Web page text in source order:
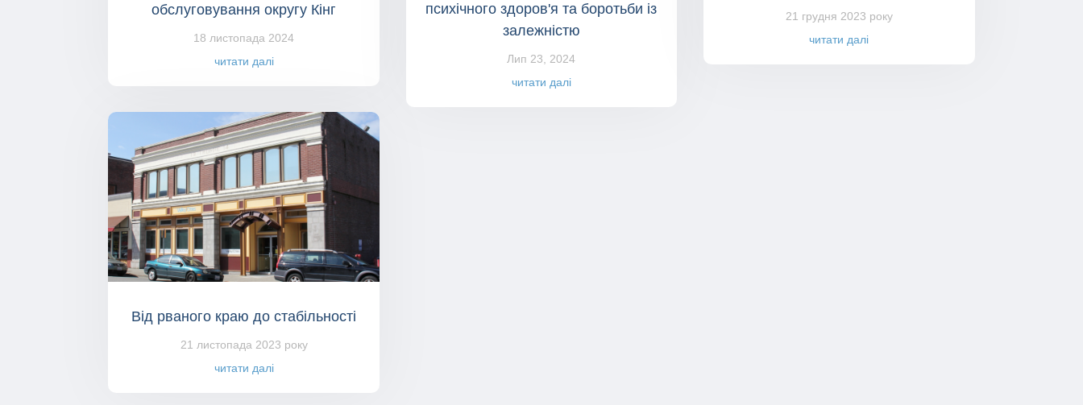
обслуговування округу Кінг
18 листопада 2024
читати далі
Від рваного краю до стабільності
21 листопада 2023 року
читати далі
психічного здоров'я та боротьби із
залежністю
Лип 23, 2024
читати далі
21 грудня 2023 року
читати далі